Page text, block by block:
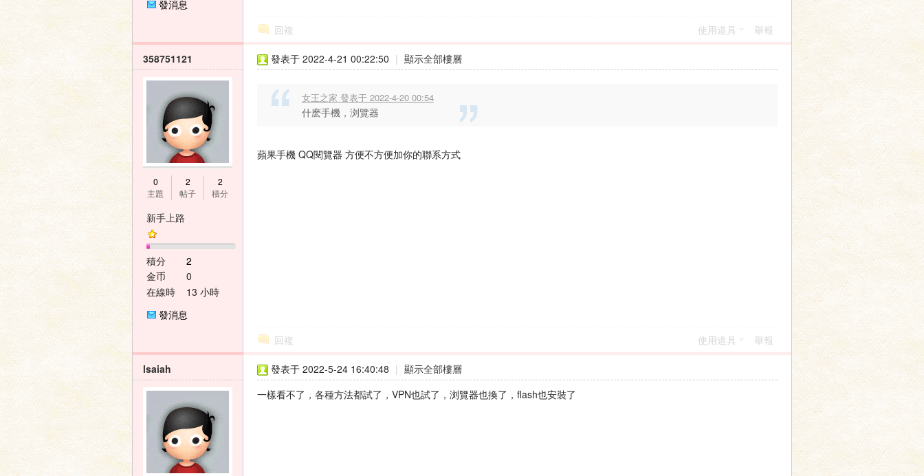
發消息
回複 使用道具 舉報
358751121
0
主題
2
帖子
2
積分
新手上路
積分
2
金币
0
在線時
13 小時
發消息
發表于 2022-4-21 00:22:50 | 顯示全部樓層
女王之家 發表于 2022-4-20 00:54
什麽手機，浏覽器
蘋果手機 QQ閱覽器 方便不方便加你的聯系方式
回複 使用道具 舉報
lsaiah 發表于 2022-5-24 16:40:48 | 顯示全部樓層
一樣看不了，各種方法都試了，VPN也試了，浏覽器也換了，flash也安裝了